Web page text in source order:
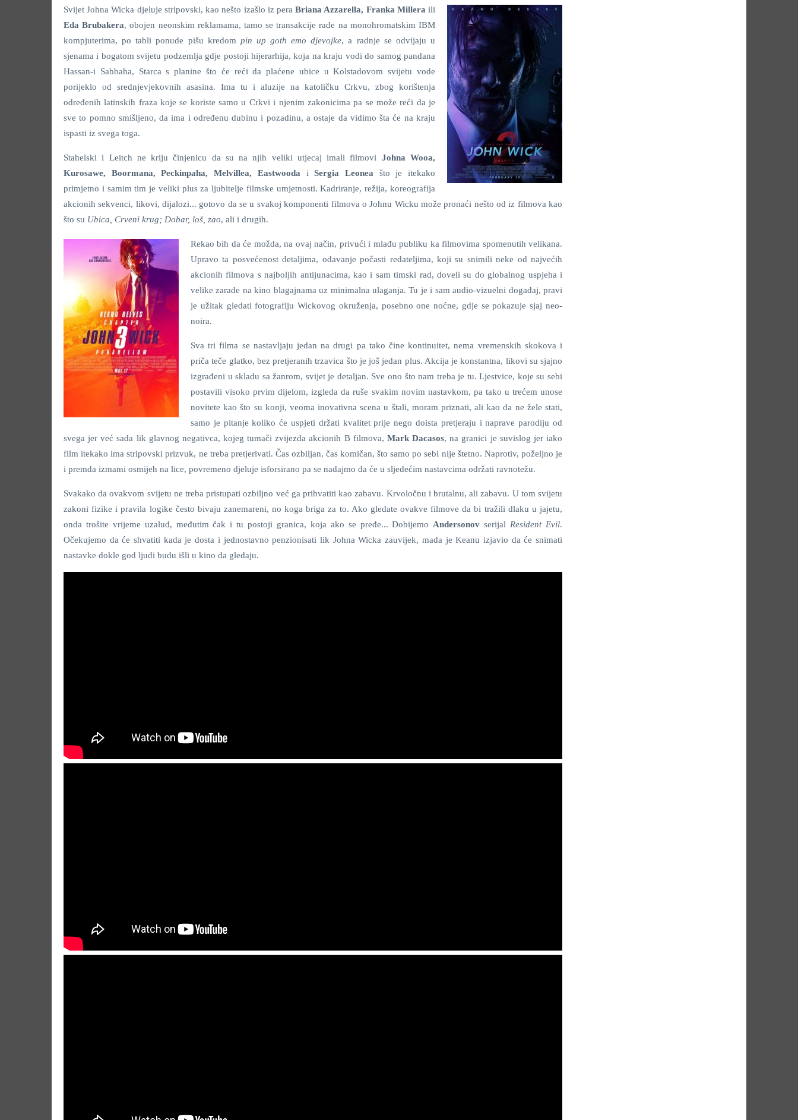
Svijet Johna Wicka djeluje stripovski, kao nešto izašlo iz peraBriana Azzarella, Franka Millera ili
Eda Brubakera, obojen neonskim reklamama, tamo se transakcije rade na monohromatskim IBM
kompjuterima, po tabli ponude pišu kredom pin up goth emo djevojke, a radnje se odvijaju u
sjenama i bogatom svijetu podzemlja gdje postoji hijerarhija, koja na kraju vodi do samog pandana
Hassan-i Sabbaha, Starca s planine što će reći da plaćene ubice u Kolstadovom svijetu vode
porijeklo od srednjevjekovnih asasina. Ima tu i aluzije na katoličku Crkvu, zbog korištenja
određenih latinskih fraza koje se koriste samo u Crkvi i njenim zakonicima pa se može reći da je
sve to pomno smišljeno, da ima i određenu dubinu i pozadinu, a ostaje da vidimo šta će na kraju
ispasti iz svega toga.
Stahelski i Leitch ne kriju činjenicu da su na njih veliki utjecaj imali filmovi Johna Wooa,
Kurosawe, Boormana, Peckinpaha, Melvillea, Eastwooda iSergia Leonea što je itekako
primjetno i samim tim je veliki plus za ljubitelje filmske umjetnosti. Kadriranje, režija, koreografija
akcionih sekvenci, likovi, dijalozi... gotovo da se u svakoj komponenti filmova o Johnu Wicku može pronaći nešto od iz filmova kao
što su Ubica, Crveni krug; Dobar, loš, zao, ali i drugih.
Rekao bih da će možda, na ovaj način, privući i mlađu publiku ka filmovima spomenutih velikana.
Upravo ta posvećenost detaljima, odavanje počasti redateljima, koji su snimili neke od najvećih
akcionih filmova s najboljih antijunacima, kao i sam timski rad, doveli su do globalnog uspjeha i
velike zarade na kino blagajnama uz minimalna ulaganja. Tu je i sam audio-vizuelni događaj, pravi
je užitak gledati fotografiju Wickovog okruženja, posebno one noćne, gdje se pokazuje sjaj neo-
noira.
Sva tri filma se nastavljaju jedan na drugi pa tako čine kontinuitet, nema vremenskih skokova i
priča teče glatko, bez pretjeranih trzavica što je još jedan plus. Akcija je konstantna, likovi su sjajno
izgrađeni u skladu sa žanrom, svijet je detaljan. Sve ono što nam treba je tu. Ljestvice, koje su sebi
postavili visoko prvim dijelom, izgleda da ruše svakim novim nastavkom, pa tako u trećem unose
novitete kao što su konji, veoma inovativna scena u štali, moram priznati, ali kao da ne žele stati,
samo je pitanje koliko će uspjeti držati kvalitet prije nego doista pretjeraju i naprave parodiju od
svega jer već sada lik glavnog negativca, kojeg tumači zvijezda akcionih B filmova, Mark Dacasos, na granici je suvislog jer iako
film itekako ima stripovski prizvuk, ne treba pretjerivati. Čas ozbiljan, čas komičan, što samo po sebi nije štetno. Naprotiv, poželjno je
i premda izmami osmijeh na lice, povremeno djeluje isforsirano pa se nadajmo da će u sljedećim nastavcima održati ravnotežu.
Svakako da ovakvom svijetu ne treba pristupati ozbiljno već ga prihvatiti kao zabavu. Krvoločnu i brutalnu, ali zabavu. U tom svijetu
zakoni fizike i pravila logike često bivaju zanemareni, no koga briga za to. Ako gledate ovakve filmove da bi tražili dlaku u jajetu,
onda trošite vrijeme uzalud, međutim čak i tu postoji granica, koja ako se pređe... Dobijemo Andersonov serijal Resident Evil.
Očekujemo da će shvatiti kada je dosta i jednostavno penzionisati lik Johna Wicka zauvijek, mada je Keanu izjavio da će snimati
nastavke dokle god ljudi budu išli u kino da gledaju.